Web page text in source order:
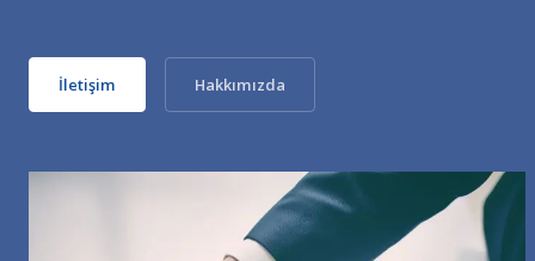
İletişim Hakkımızda